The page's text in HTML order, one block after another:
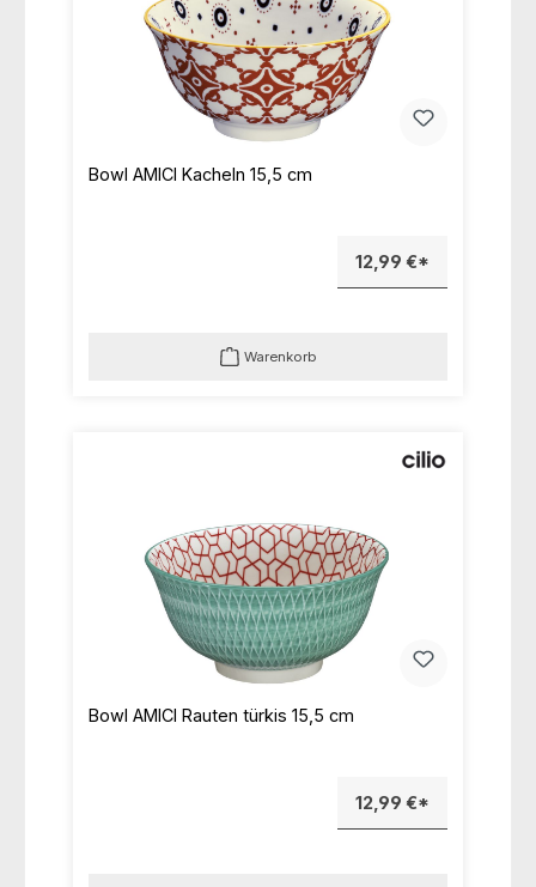
Bowl AMICI Kacheln 15,5 cm
12,99 €*
Warenkorb
Bowl AMICI Rauten türkis 15,5 cm
12,99 €*